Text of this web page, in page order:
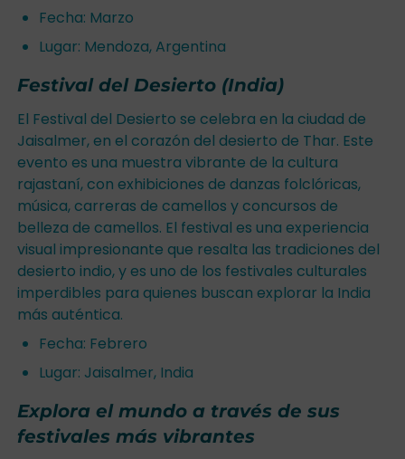
Fecha: Marzo
Lugar: Mendoza, Argentina
Festival del Desierto (India)
El Festival del Desierto se celebra en la ciudad de
Jaisalmer, en el corazón del desierto de Thar. Este
evento es una muestra vibrante de la cultura
rajastaní, con exhibiciones de danzas folclóricas,
música, carreras de camellos y concursos de
belleza de camellos. El festival es una experiencia
visual impresionante que resalta las tradiciones del
desierto indio, y es uno de los festivales culturales
imperdibles para quienes buscan explorar la India
más auténtica.
Fecha: Febrero
Lugar: Jaisalmer, India
Explora el mundo a través de sus
festivales más vibrantes